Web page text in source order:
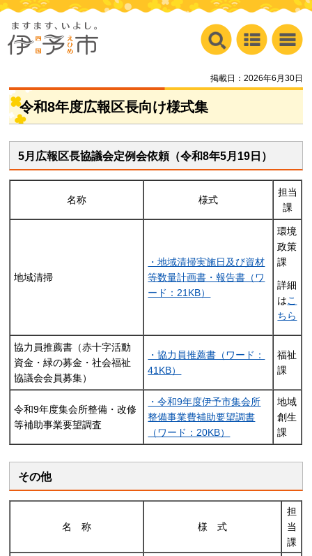
掲載日：2026年6月30日
令和8年度広報区長向け様式集
5月広報区長協議会定例会依頼（令和8年5月19日）
名称 様式
担当
課
地域清掃
・地域清掃実施日及び資材
等数量計画書・報告書（ワ
ード：21KB）
環境
政策
課
詳細
はこ
ちら
協力員推薦書（赤十字活動
資金・緑の募金・社会福祉
協議会会員募集）
・協力員推薦書（ワード：
41KB）
福祉
課
令和9年度集会所整備・改修
等補助事業要望調査
・令和9年度伊予市集会所
整備事業費補助要望調書
（ワード：20KB）
地域
創生
課
その他
名 称 様 式
担
当
課